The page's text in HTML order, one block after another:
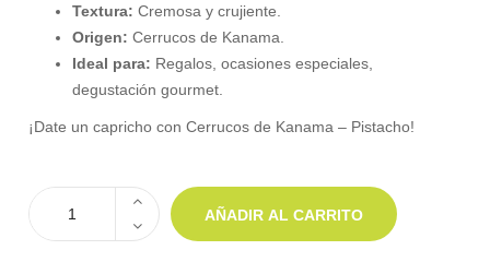
Textura: Cremosa y crujiente.
Origen: Cerrucos de Kanama.
Ideal para: Regalos, ocasiones especiales,
degustación gourmet.
¡Date un capricho con Cerrucos de Kanama – Pistacho!
AÑADIR AL CARRITO